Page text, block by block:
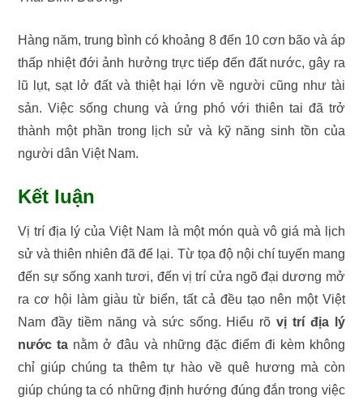
Hàng năm, trung bình có khoảng 8 đến 10 cơn bão và áp
thấp nhiệt đới ảnh hưởng trực tiếp đến đất nước, gây ra
lũ lụt, sạt lở đất và thiệt hại lớn về người cũng như tài
sản. Việc sống chung và ứng phó với thiên tai đã trở
thành một phần trong lịch sử và kỹ năng sinh tồn của
người dân Việt Nam.
Kết luận
Vị trí địa lý của Việt Nam là một món quà vô giá mà lịch
sử và thiên nhiên đã để lại. Từ tọa độ nội chí tuyến mang
đến sự sống xanh tươi, đến vị trí cửa ngõ đại dương mở
ra cơ hội làm giàu từ biển, tất cả đều tạo nên một Việt
Nam đầy tiềm năng và sức sống. Hiểu rõvị trí địa lý
nước ta nằm ở đâu và những đặc điểm đi kèm không
chỉ giúp chúng ta thêm tự hào về quê hương mà còn
giúp chúng ta có những định hướng đúng đắn trong việc